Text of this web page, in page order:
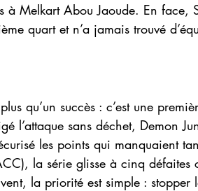
à Melkart Abou Jaoude. En face,
quart et n’a jamais trouvé
qu’un succès : c’est une
l’attaque sans déchet, Demon
les points qui manquaient
la série glisse à cinq défaites
la priorité est simple : stopper